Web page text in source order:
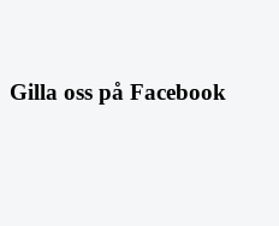
Gilla oss på Facebook